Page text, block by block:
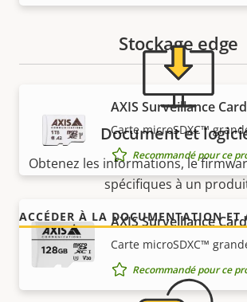
Stockage edge
AXIS Surveillance
Carte microSDXC™
Recommandé pour ce
AXIS Surveillance
Carte microSDXC™
Recommandé pour ce
Document et
Obtenez les informations, le
spécifiques à un